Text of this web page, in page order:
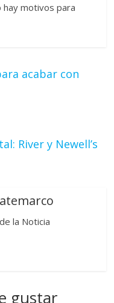
motivos para
acabar con
River y Newell’s
la Noticia
gustar